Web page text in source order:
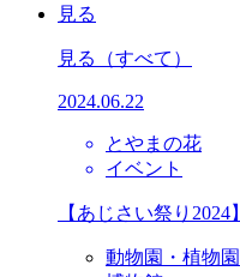
見る
見る （すべて）
2024.06.22
とやまの花
イベント
【あじさい祭り
動物園・植物園